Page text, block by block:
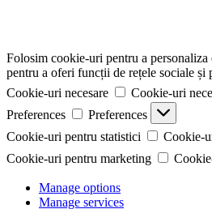
Folosim cookie-uri pentru a
pentru a oferi funcții de rețele sociale și
Cookie-uri necesare
Cookie-uri
Preferences
Preferences
Cookie-uri pentru statistici
Cookie-
Cookie-uri pentru marketing
Manage options
Manage services